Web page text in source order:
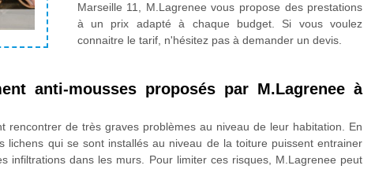
Marseille 11, M.Lagrenee vous propose des prestations
à un prix adapté à chaque budget. Si vous voulez
connaitre le tarif, n'hésitez pas à demander un devis.
anti-mousses proposés par M.Lagrenee à
rencontrer de très graves problèmes au niveau de leur habitation. En
lichens qui se sont installés au niveau de la toiture puissent entrainer
infiltrations dans les murs. Pour limiter ces risques, M.Lagrenee peut